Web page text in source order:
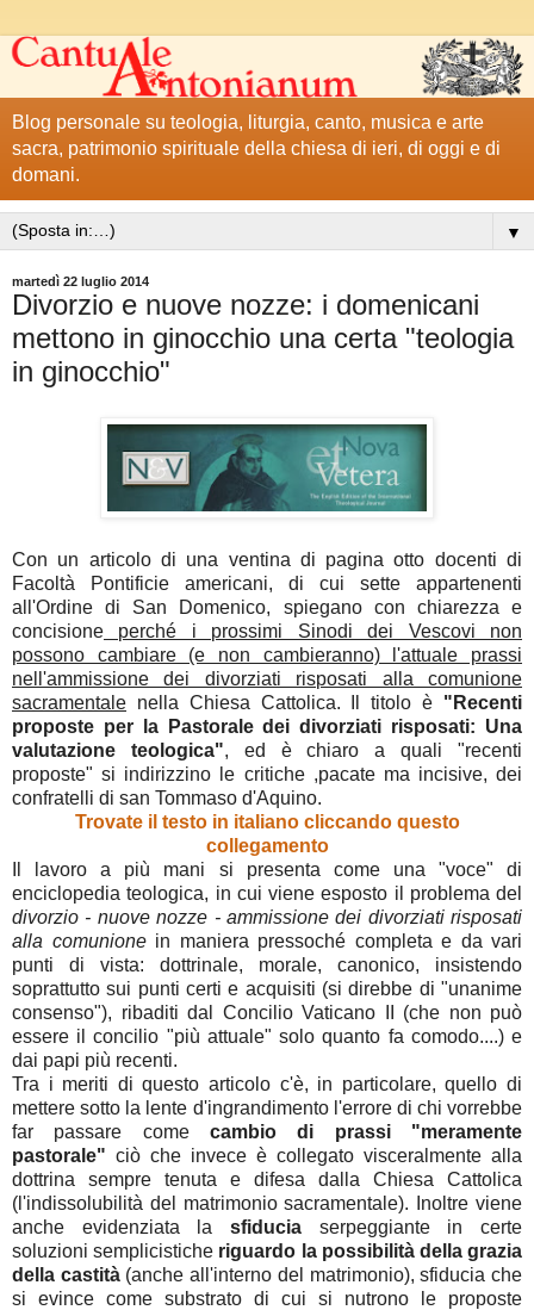
Blog personale su teologia, liturgia, canto, musica e arte
sacra, patrimonio spirituale della chiesa di ieri, di oggi e di
domani.
▼
martedì 22 luglio 2014
Divorzio e nuove nozze: i domenicani
mettono in ginocchio una certa "teologia
in ginocchio"
Con un articolo di una ventina di pagina otto docenti di
Facoltà Pontificie americani, di cui sette appartenenti
all'Ordine di San Domenico, spiegano con chiarezza e
concisione perché i prossimi Sinodi dei Vescovi non
possono cambiare (e non cambieranno) l'attuale prassi
nell'ammissione dei divorziati risposati alla comunione
sacramentale nella Chiesa Cattolica. Il titolo è "Recenti
proposte per la Pastorale dei divorziati risposati: Una
valutazione teologica", ed è chiaro a quali "recenti
proposte" si indirizzino le critiche ,pacate ma incisive, dei
confratelli di san Tommaso d'Aquino.
Trovate il testo in italiano cliccando questo
collegamento
Il lavoro a più mani si presenta come una "voce" di
enciclopedia teologica, in cui viene esposto il problema del
divorzio - nuove nozze - ammissione dei divorziati risposati
alla comunionein maniera pressoché completa e da vari
punti di vista: dottrinale, morale, canonico, insistendo
soprattutto sui punti certi e acquisiti (si direbbe di "unanime
consenso"), ribaditi dal Concilio Vaticano II (che non può
essere il concilio "più attuale" solo quanto fa comodo....) e
dai papi più recenti.
Tra i meriti di questo articolo c'è, in particolare, quello di
mettere sotto la lente d'ingrandimento l'errore di chi vorrebbe
far passare come cambio di prassi "meramente
pastorale" ciò che invece è collegato visceralmente alla
dottrina sempre tenuta e difesa dalla Chiesa Cattolica
(l'indissolubilità del matrimonio sacramentale). Inoltre viene
anche evidenziata la sfiducia serpeggiante in certe
soluzioni semplicistiche riguardo la possibilità della grazia
della castità (anche all'interno del matrimonio), sfiducia che
si evince come substrato di cui si nutrono le proposte